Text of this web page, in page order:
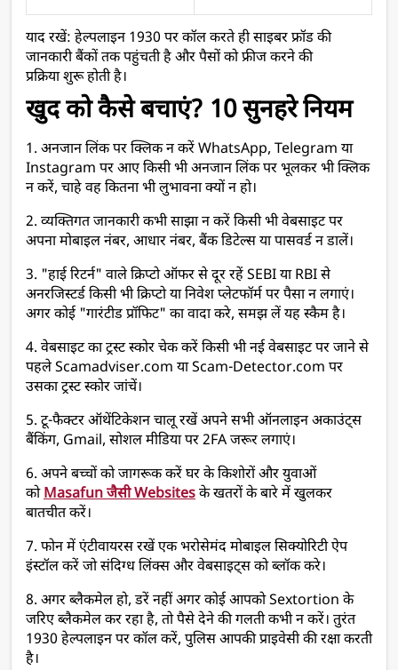
याद रखें: हेल्पलाइन 1930 पर कॉल करते ही साइबर फ्रॉड की
जानकारी बैंकों तक पहुंचती है और पैसों को फ्रीज करने की
प्रक्रिया शुरू होती है।
खुद को कैसे बचाएं? 10 सुनहरे नियम
1. अनजान लिंक पर क्लिक न करें WhatsApp, Telegram या
Instagram पर आए किसी भी अनजान लिंक पर भूलकर भी क्लिक
न करें, चाहे वह कितना भी लुभावना क्यों न हो।
2. व्यक्तिगत जानकारी कभी साझा न करें किसी भी वेबसाइट पर
अपना मोबाइल नंबर, आधार नंबर, बैंक डिटेल्स या पासवर्ड न डालें।
3. "हाई रिटर्न" वाले क्रिप्टो ऑफर से दूर रहें SEBI या RBI से
अनरजिस्टर्ड किसी भी क्रिप्टो या निवेश प्लेटफॉर्म पर पैसा न लगाएं।
अगर कोई "गारंटीड प्रॉफिट" का वादा करे, समझ लें यह स्कैम है।
4. वेबसाइट का ट्रस्ट स्कोर चेक करें किसी भी नई वेबसाइट पर जाने से
पहले Scamadviser.com या Scam-Detector.com पर
उसका ट्रस्ट स्कोर जांचें।
5. टू-फैक्टर ऑथेंटिकेशन चालू रखें अपने सभी ऑनलाइन अकाउंट्स
बैंकिंग, Gmail, सोशल मीडिया पर 2FA जरूर लगाएं।
6. अपने बच्चों को जागरूक करें घर के किशोरों और युवाओं
को Masafun जैसी Websites के खतरों के बारे में खुलकर
बातचीत करें।
7. फोन में एंटीवायरस रखें एक भरोसेमंद मोबाइल सिक्योरिटी ऐप
इंस्टॉल करें जो संदिग्ध लिंक्स और वेबसाइट्स को ब्लॉक करे।
8. अगर ब्लैकमेल हो, डरें नहीं अगर कोई आपको Sextortion के
जरिए ब्लैकमेल कर रहा है, तो पैसे देने की गलती कभी न करें। तुरंत
1930 हेल्पलाइन पर कॉल करें, पुलिस आपकी प्राइवेसी की रक्षा करती
है।